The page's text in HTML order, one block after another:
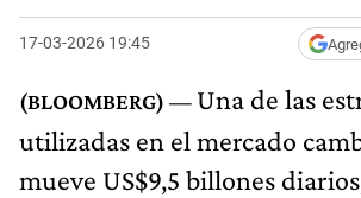
17-03-2026 19:45
Una de las
utilizadas en el mercado
mueve US$9,5 billones